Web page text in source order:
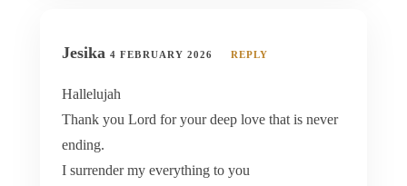
Jesika 4 FEBRUARY 2026 REPLY
Hallelujah
Thank you Lord for your deep love that is never
ending.
I surrender my everything to you